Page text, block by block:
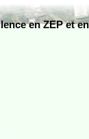
en ZEP et